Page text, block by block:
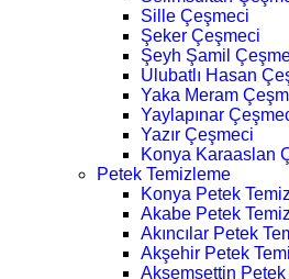
Sille Çeşmeci
Şeker Çeşmeci
Şeyh Şamil
Ulubatlı Hasan
Yaka Meram
Yaylapınar
Yazır Çeşmeci
Konya Karaaslan
Petek Temizleme
Konya Petek
Akabe Petek
Akıncılar Petek
Akşehir Petek
Akşemsettin